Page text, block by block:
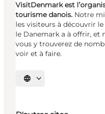
VisitDenmark est
tourisme danois. Notre
les visiteurs à découvrir
le Danemark a à offrir, et
vous y trouverez de
voir et à faire.
Choisissez la langue